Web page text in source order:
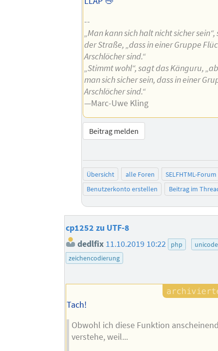
--
„Man kann sich halt nicht sicher
der Straße, „dass in einer Gruppe
Arschlöcher sind.“
„Stimmt wohl“, sagt das Känguru,
man sich sicher sein, dass in einer
Arschlöcher sind.“
—Marc-Uwe Kling
Beitrag melden
Übersicht alle Foren
SELFHTML-Forum
Benutzerkonto erstellen
Beitrag im
cp1252 zu UTF-8
dedlfix 11.10.2019 10:22 php
unicode
zeichencodierung
Tach!
Obwohl ich diese Funktion
verstehe, weil...